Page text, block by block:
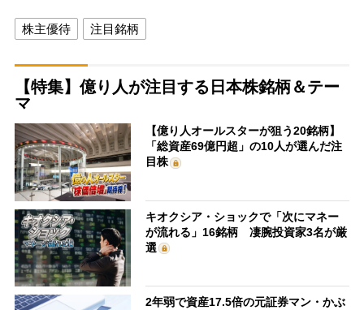
株主優待 注目銘柄
【特集】億り人が注目する日本株銘柄＆テー
マ
【億り人オールスターが狙う20銘柄】
「総資産69億円超」の10人が選んだ注
目株
キオクシア・ショックで「次にマネー
が流れる」16銘柄 凄腕投資家3名が厳
選
2年弱で資産17.5倍の元証券マン・かぶ